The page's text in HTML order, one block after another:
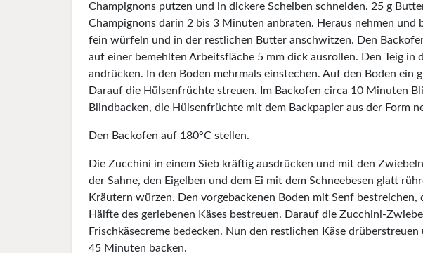
Champignons putzen und in dickere Scheiben schneiden. 25 g
Champignons darin 2 bis 3 Minuten anbraten. Heraus nehmen und
fein würfeln und in der restlichen Butter anschwitzen. Den
auf einer bemehlten Arbeitsfläche 5 mm dick ausrollen. Den Teig in
andrücken. In den Boden mehrmals einstechen. Auf den Boden ein
Darauf die Hülsenfrüchte streuen. Im Backofen circa 10 Minuten
Blindbacken, die Hülsenfrüchte mit dem Backpapier aus der Form
Den Backofen auf 180°C stellen.
Die Zucchini in einem Sieb kräftig ausdrücken und mit den
der Sahne, den Eigelben und dem Ei mit dem Schneebesen glatt
Kräutern würzen. Den vorgebackenen Boden mit Senf
Hälfte des geriebenen Käses bestreuen. Darauf die Zucchini-
Frischkäsecreme bedecken. Nun den restlichen Käse
45 Minuten backen.